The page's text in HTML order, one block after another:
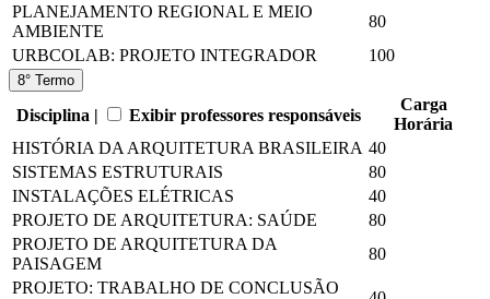
PLANEJAMENTO REGIONAL E MEIO
AMBIENTE
80
URBCOLAB: PROJETO INTEGRADOR
100
8° Termo
Disciplina | Exibir professores responsáveis
Carga
Horária
HISTÓRIA DA ARQUITETURA BRASILEIRA 40
SISTEMAS ESTRUTURAIS
80
INSTALAÇÕES ELÉTRICAS
40
PROJETO DE ARQUITETURA: SAÚDE
80
PROJETO DE ARQUITETURA DA
PAISAGEM
80
PROJETO: TRABALHO DE CONCLUSÃO